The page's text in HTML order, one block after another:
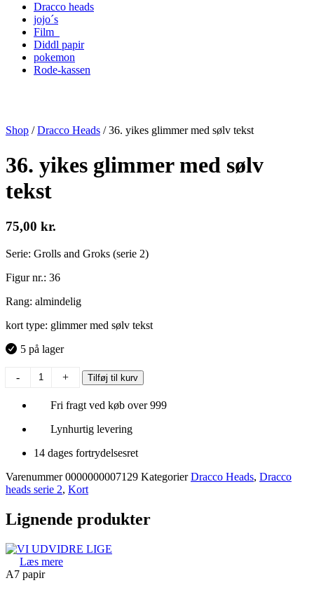
Dracco heads
jojo´s
Film
Diddl papir
pokemon
Rode-kassen
Shop /Dracco Heads /36. yikes glimmer med sølv tekst
36. yikes glimmer med sølv
tekst
75,00 kr.
Serie: Grolls and Groks (serie 2)
Figur nr.: 36
Rang: almindelig
kort type: glimmer med sølv tekst
5 på lager
-
med
tekst
+ Tilføj til kurv
Fri fragt ved køb over 999
Lynhurtig levering
14 dages fortrydelsesret
Varenummer0000000007129 Kategorier Dracco Heads, Dracco
heads serie 2, Kort
Lignende produkter
Læs mere
A7 papir